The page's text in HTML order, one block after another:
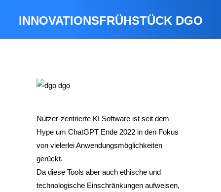
INNOVATIONSFRÜHSTÜCK DGO
dgo
Nutzer-zentrierte KI Software ist seit dem
Hype um ChatGPT Ende 2022 in den Fokus
von vielerlei Anwendungsmöglichkeiten
gerückt.
Da diese Tools aber auch ethische und
technologische Einschränkungen aufweisen,